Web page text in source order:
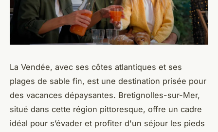
La Vendée, avec ses côtes atlantiques et ses
plages de sable fin, est une destination prisée pour
des vacances dépaysantes. Bretignolles-sur-Mer,
situé dans cette région pittoresque, offre un cadre
idéal pour s’évader et profiter d'un séjour les pieds